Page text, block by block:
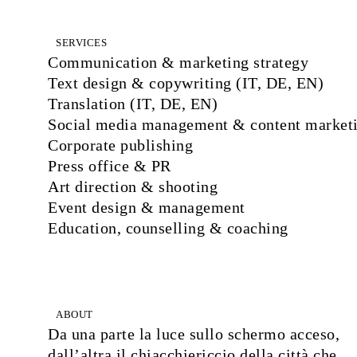
SERVICES
Communication & marketing strategy
Text design & copywriting (IT, DE, EN)
Translation (IT, DE, EN)
Social media management & content
Corporate publishing
Press office & PR
Art direction & shooting
Event design & management
Education, counselling & coaching
ABOUT
Da una parte la luce sullo schermo acceso,